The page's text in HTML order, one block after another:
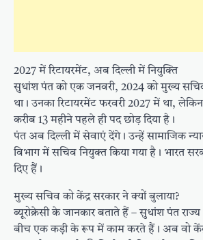
2027 में रिटायरमेंट, अब दिल्ली में नियुक्ति
सुधांश पंत को एक जनवरी, 2024 को मुख्य
था। उनका रिटायरमेंट फरवरी 2027 में था,
करीब 13 महीने पहले ही पद छोड़ दिया है।
पंत अब दिल्ली में सेवाएं देंगे। उन्हें सामाजिक
विभाग में सचिव नियुक्त किया गया है। भारत
दिए हैं।
मुख्य सचिव को केंद्र सरकार ने क्यों बुलाया?
ब्यूरोक्रेसी के जानकार बताते हैं – सुधांश पंत
बीच एक कड़ी के रूप में काम करते हैं। अब वो